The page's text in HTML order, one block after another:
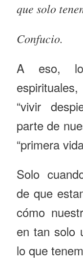
que solo
Confucio.
A eso,
“vivir
parte de
“primera
Solo
de que
cómo
en tan solo
lo que